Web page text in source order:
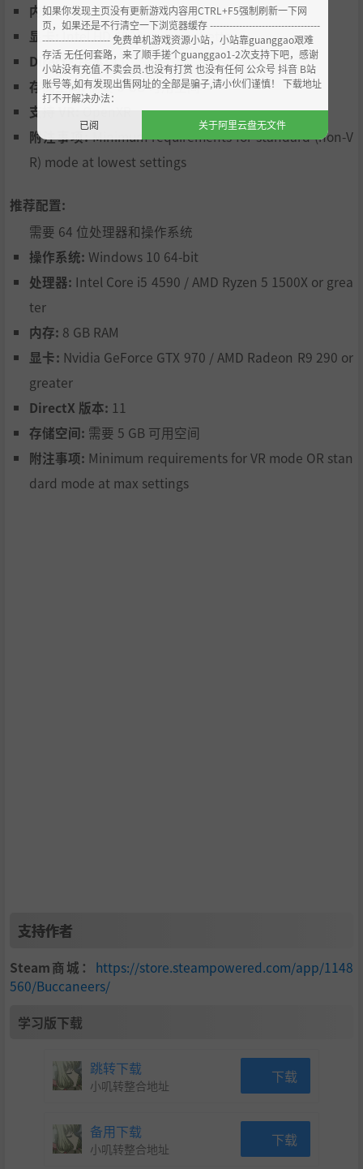
内存:4 GB RAM
显卡: Intel HD 4000 series or better
DirectX 版本:11
存储空间:需要 5 GB 可用空间
支持 VR:
附注事项:Minimum requirements for standard (non-V
R) mode at lowest settings
推荐配置:
需要 64 位处理器和操作系统
操作系统: Windows 10 64-bit
处理器: Intel Core i5 4590 / AMD Ryzen 5 1500X or grea
ter
内存: 8 GB RAM
显卡: Nvidia GeForce GTX 970 / AMD Radeon R9 290 or
greater
DirectX 版本: 11
存储空间: 需要 5 GB 可用空间
附注事项: Minimum requirements for VR mode OR stan
dard mode at max settings
支持作者
Steam商城： https://store.steampowered.com/app/1148
560/Buccaneers/
学习版下载
跳转下载
小叽转整合地址 下载
备用下载
小叽转整合地址 下载
如果你发现主页没有更新游戏内容用CTRL+F5强制刷新一下网
页，如果还是不行清空一下浏览器缓存 ----------------------------------
--------------------- 免费单机游戏资源小站，小站靠guanggao艰难
存活 无任何套路，来了顺手搓个guanggao1-2次支持下吧，感谢
小站没有充值.不卖会员.也没有打赏 也没有任何 公众号 抖音 B站
账号等,如有发现出售网址的全部是骗子,请小伙们谨慎！ 下载地址
打不开解决办法：
已阅
关于阿里云盘无文件